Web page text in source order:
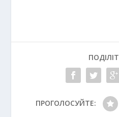
ПРОГОЛОСУЙТЕ: